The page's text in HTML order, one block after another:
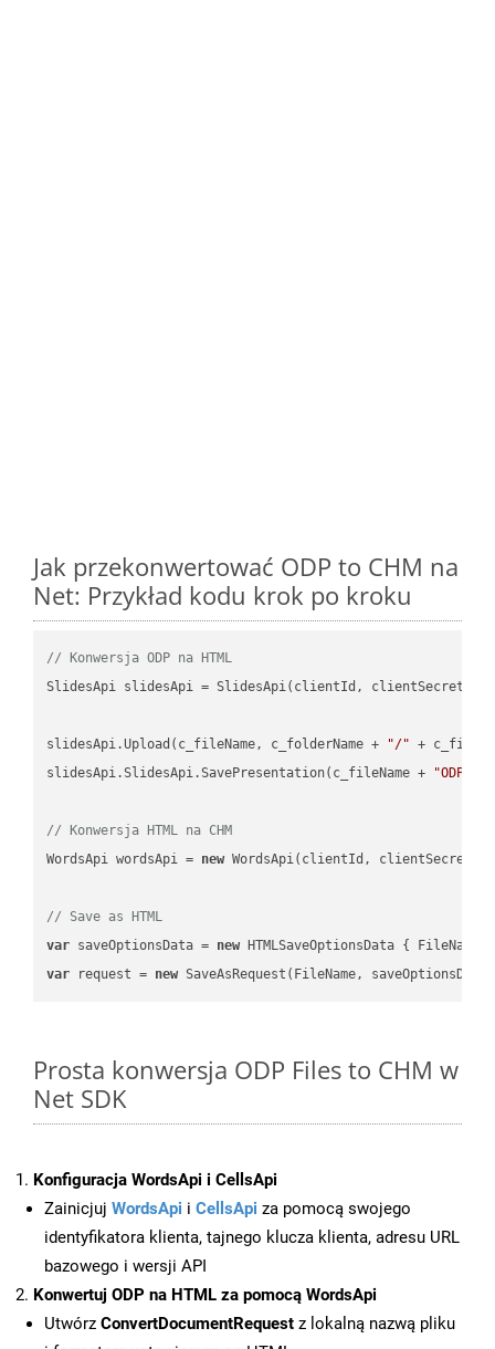
Jak przekonwertować ODP to CHM na
Net: Przykład kodu krok po kroku
// Konwersja ODP na HTML
SlidesApi slidesApi = SlidesApi(clientId, clientSecret);
slidesApi.Upload(c_fileName, c_folderName + "/" +
slidesApi.SlidesApi.SavePresentation(c_fileName +
"ODP"
// Konwersja HTML na CHM
WordsApi wordsApi = new WordsApi(clientId, clientSecret);
// Save as HTML
var saveOptionsData = new HTMLSaveOptionsData { FileName
var request = new
Prosta konwersja ODP Files to CHM w
Net SDK
Konfiguracja WordsApi i CellsApi
Zainicjuj WordsApi i CellsApi za pomocą swojego
identyfikatora klienta, tajnego klucza klienta, adresu URL
bazowego i wersji API
Konwertuj ODP na HTML za pomocą WordsApi
Utwórz ConvertDocumentRequest z lokalną nazwą pliku